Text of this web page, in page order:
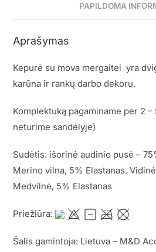
PAPILDOMA
Aprašymas
Kepurė su mova mergaitei yra
karūna ir rankų darbo dekoru.
Komplektuką pagaminame per 2
neturime sandėlyje)
Sudėtis: išorinė audinio pusė –
Merino vilna, 5% Elastanas.
Medvilnė, 5% Elastanas
Priežiūra:
Šalis gamintoja: Lietuva – M&D